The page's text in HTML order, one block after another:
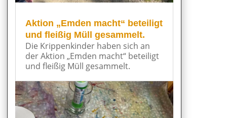
Aktion „Emden macht“ beteiligt
und fleißig Müll gesammelt.
Die Krippenkinder haben sich an
der Aktion „Emden macht“ beteiligt
und fleißig Müll gesammelt.